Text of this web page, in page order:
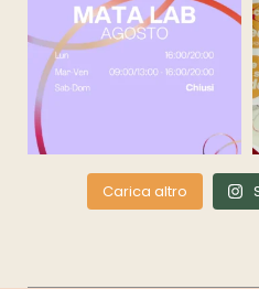
Carica altro